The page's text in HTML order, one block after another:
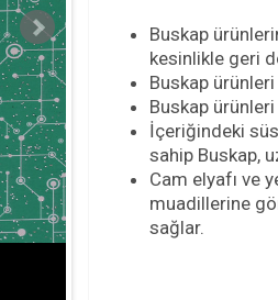
Buskap
kesinlikle geri
Buskap
Buskap
İçeriğindeki
sahip Buskap,
Cam elyafı ve
muadillerine
sağlar.